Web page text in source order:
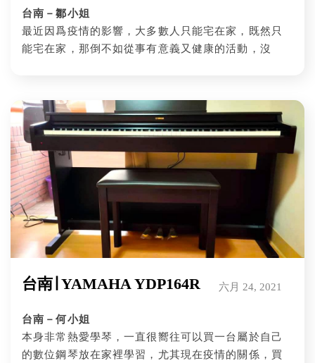
台南－鄒小姐
最近因爲疫情的影響，大多數人只能宅在家，既然只
能宅在家，那倒不如從事有意義又健康的活動，沒
罩並做好自身消毒再到府安裝，不用擔心防疫問題
喔！
六月 24, 2021
台南∣ YAMAHA YDP164R
台南－何小姐
本身非常熱愛學琴，一直很嚮往可以買一台屬於自己
的數位鋼琴放在家裡學習，尤其現在疫情的關係，買